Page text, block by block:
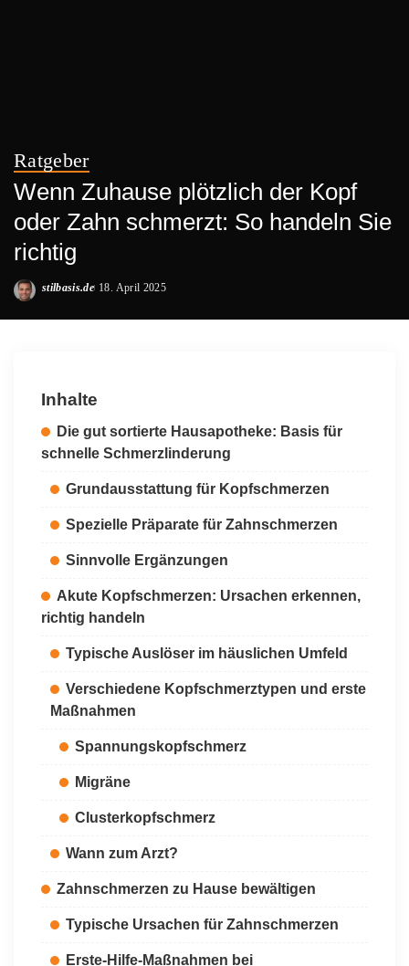
Ratgeber
Wenn Zuhause plötzlich der Kopf
oder Zahn schmerzt: So handeln Sie
richtig
Posted
stilbasis.de 18. April 2025
Inhalte
Die gut sortierte Hausapotheke: Basis für
schnelle Schmerzlinderung
Grundausstattung für Kopfschmerzen
Spezielle Präparate für Zahnschmerzen
Sinnvolle Ergänzungen
Akute Kopfschmerzen: Ursachen erkennen,
richtig handeln
Typische Auslöser im häuslichen Umfeld
Verschiedene Kopfschmerztypen und erste
Maßnahmen
Spannungskopfschmerz
Migräne
Clusterkopfschmerz
Wann zum Arzt?
Zahnschmerzen zu Hause bewältigen
Typische Ursachen für Zahnschmerzen
Erste-Hilfe-Maßnahmen bei